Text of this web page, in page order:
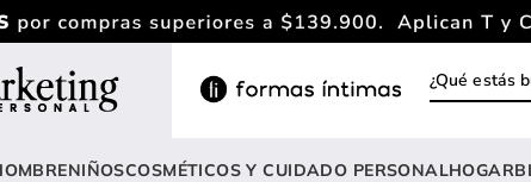
¿Qué
NIÑOSCOSMÉTICOS Y CUIDADO PERSONALHOGAR